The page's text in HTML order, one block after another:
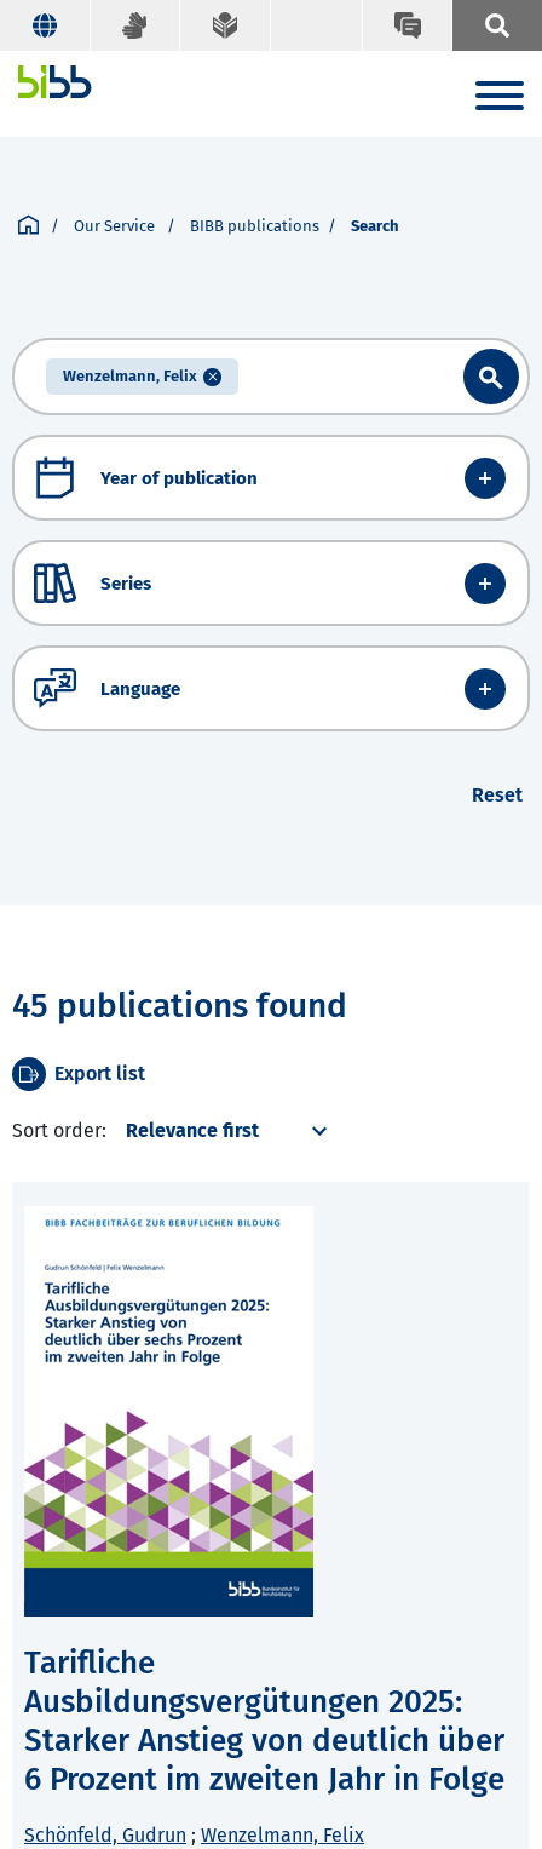
Our Service BIBB publications Search
Wenzelmann, Felix
Year of publication
Series
Language
Reset
45 publications found
Export list
Sort order:
Tarifliche
Ausbildungsvergütungen 2025:
Starker Anstieg von deutlich über
6 Prozent im zweiten Jahr in Folge
Schönfeld, Gudrun ; Wenzelmann, Felix